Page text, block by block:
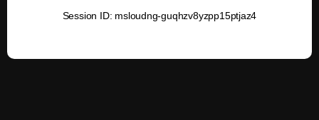
Session ID: msloudng-guqhzv8yzpp15ptjaz4